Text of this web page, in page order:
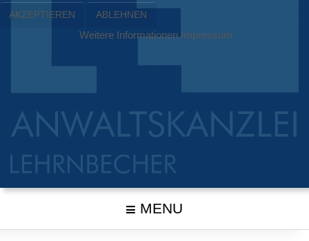
MENU
AKZEPTIEREN ABLEHNEN
Weitere Informationen Impressum